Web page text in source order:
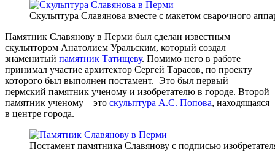
Скульптура Славянова вместе с макетом сварочного
Памятник Славянову в Перми был сделан известным
скульптором Анатолием Уральским, который создал
знаменитый памятник Татищеву. Помимо него в работе
принимал участие архитектор Сергей Тарасов, по проекту
которого был выполнен постамент. Это был первый
пермский памятник ученому и изобретателю в городе. Второй
памятник ученому – это скульптура А.С. Попова, находящаяся
в центре города.
Постамент памятника Славянову с подписью